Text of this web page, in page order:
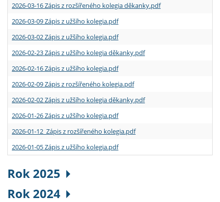
2026-03-16 Zápis z rozšířeného kolegia děkanky.pdf
2026-03-09 Zápis z užšího kolegia.pdf
2026-03-02 Zápis z užšího kolegia.pdf
2026-02-23 Zápis z užšího kolegia děkanky.pdf
2026-02-16 Zápis z užšího kolegia.pdf
2026-02-09 Zápis z rozšířeného kolegia.pdf
2026-02-02 Zápis z užšího kolegia děkanky.pdf
2026-01-26 Zápis z užšího kolegia.pdf
2026-01-12 Zápis z rozšířeného kolegia.pdf
2026-01-05 Zápis z užšího kolegia.pdf
Rok 2025
Rok 2024